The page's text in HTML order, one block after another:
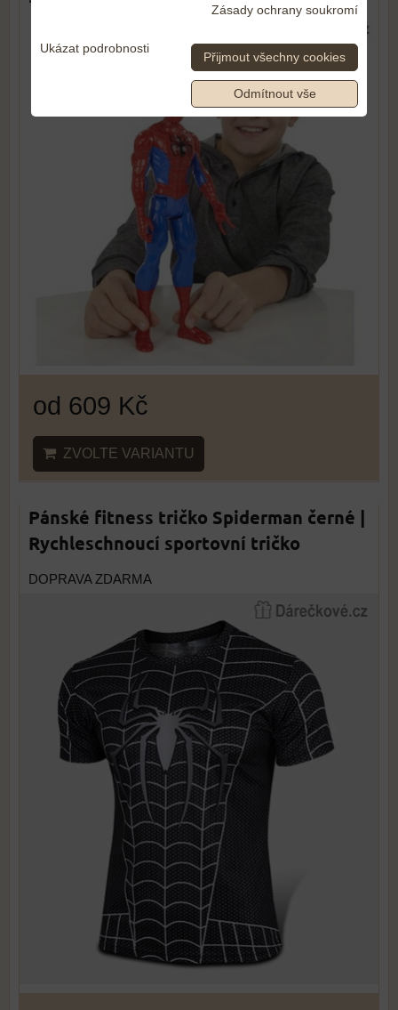
od 609 Kč
ZVOLTE VARIANTU
Pánské fitness tričko Spiderman černé |
Rychleschnoucí sportovní tričko
DOPRAVA ZDARMA
Zásady ochrany soukromí
Ukázat podrobnosti
Přijmout všechny cookies
Odmítnout vše